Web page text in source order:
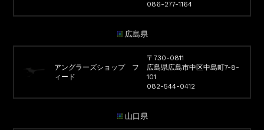
086-277-1164
広島県
アングラーズショップ フ
ィード
〒730-0811
広島県広島市中区中島町7-8-
101
082-544-0412
山口県